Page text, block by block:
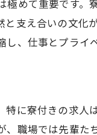
られる安心と快
いが近いことの
を見据えたキャ
を両立する寮の役
めて重要です
支え合いの文
、仕事とプライ
に寮付きの求
職場では先輩た